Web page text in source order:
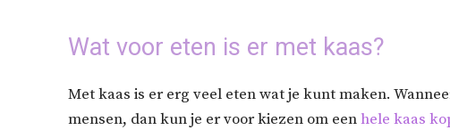
Wat voor eten is er met kaas?
Met kaas is er erg veel eten wat je kunt maken.
mensen, dan kun je er voor kiezen om eenhele kaas